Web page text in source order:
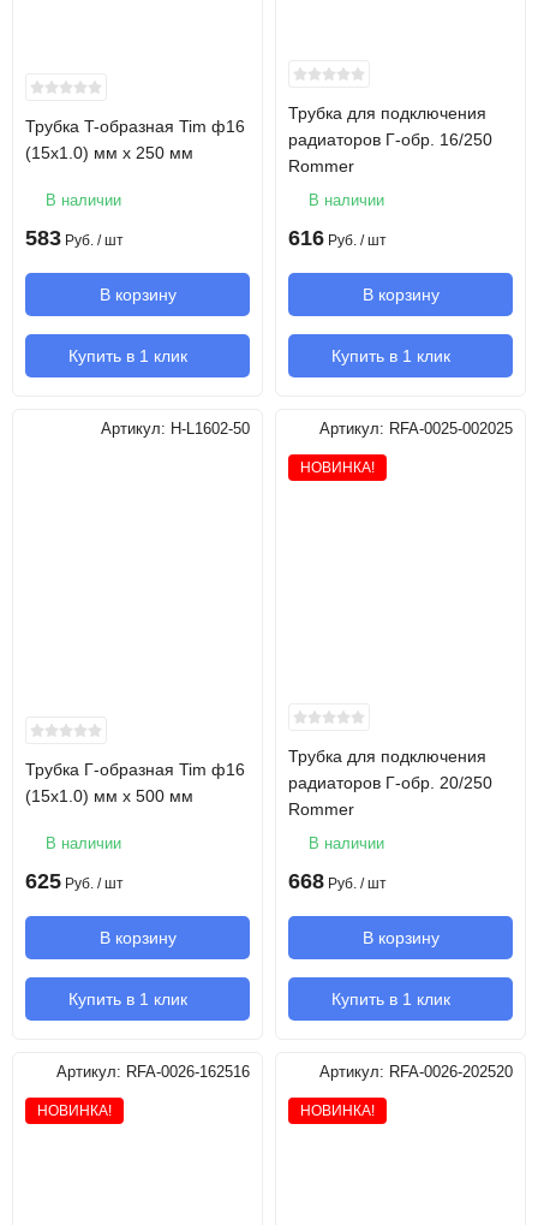
Трубка T-образная Tim ф16
(15х1.0) мм х 250 мм
В наличии
583 Руб. / шт
В корзину
Купить в 1 клик
Трубка для подключения
радиаторов Г-обр. 16/250
Rommer
В наличии
616 Руб. / шт
В корзину
Купить в 1 клик
Артикул: H-L1602-50
Трубка Г-образная Tim ф16
(15х1.0) мм х 500 мм
В наличии
625 Руб. / шт
В корзину
Купить в 1 клик
Артикул: RFA-0025-002025
НОВИНКА!
Трубка для подключения
радиаторов Г-обр. 20/250
Rommer
В наличии
668 Руб. / шт
В корзину
Купить в 1 клик
Артикул: RFA-0026-162516
НОВИНКА!
Артикул: RFA-0026-202520
НОВИНКА!